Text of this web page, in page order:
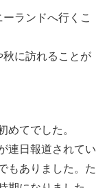
ランドへ行くこ
に訪れることが
めてでした。
連日報道されてい
もありました。た